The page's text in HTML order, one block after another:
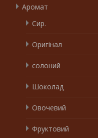
Аромат
Сир.
Оригінал
солоний
Шоколад
Овочевий
Фруктовий